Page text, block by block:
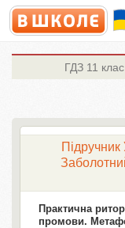
ГДЗ11 клас
Практична
промови.